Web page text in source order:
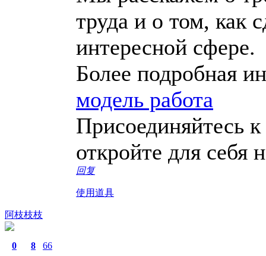
труда и о том, как
интересной сфере.
Более подробная
модель работа
Присоединяйтесь
откройте для себя
回复
使用道具
阿枝枝枝
0 8 66